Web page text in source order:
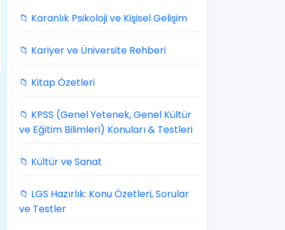
📁 Karanlık Psikoloji ve Kişisel Gelişim
📁 Kariyer ve Üniversite Rehberi
📁 Kitap Özetleri
📁 KPSS (Genel Yetenek, Genel Kültür
ve Eğitim Bilimleri) Konuları & Testleri
📁 Kültür ve Sanat
📁 LGS Hazırlık: Konu Özetleri, Sorular
ve Testler